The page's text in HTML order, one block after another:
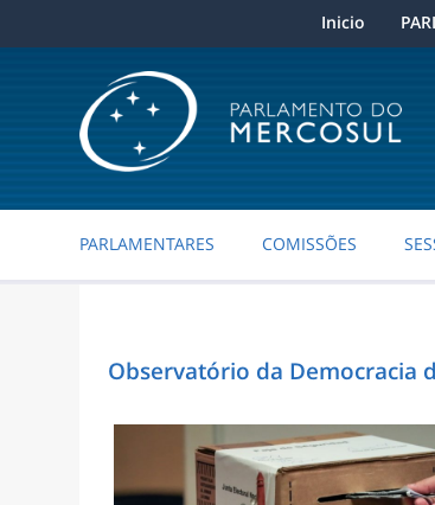
Inicio
PARLAMENTARES COMISSÕES
Observatório da Democracia